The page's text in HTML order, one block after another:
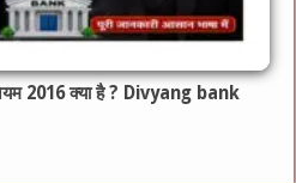
2016 क्या है ? Divyang bank